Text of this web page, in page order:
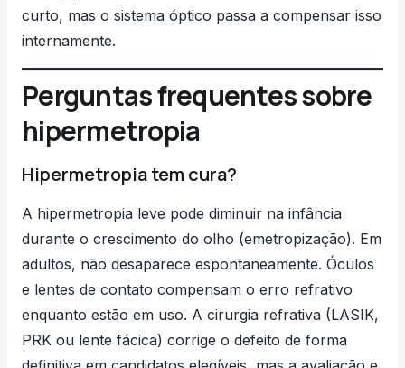
curto, mas o sistema óptico passa a compensar isso
internamente.
Perguntas frequentes sobre
hipermetropia
Hipermetropia tem cura?
A hipermetropia leve pode diminuir na infância
durante o crescimento do olho (emetropização). Em
adultos, não desaparece espontaneamente. Óculos
e lentes de contato compensam o erro refrativo
enquanto estão em uso. A cirurgia refrativa (LASIK,
PRK ou lente fácica) corrige o defeito de forma